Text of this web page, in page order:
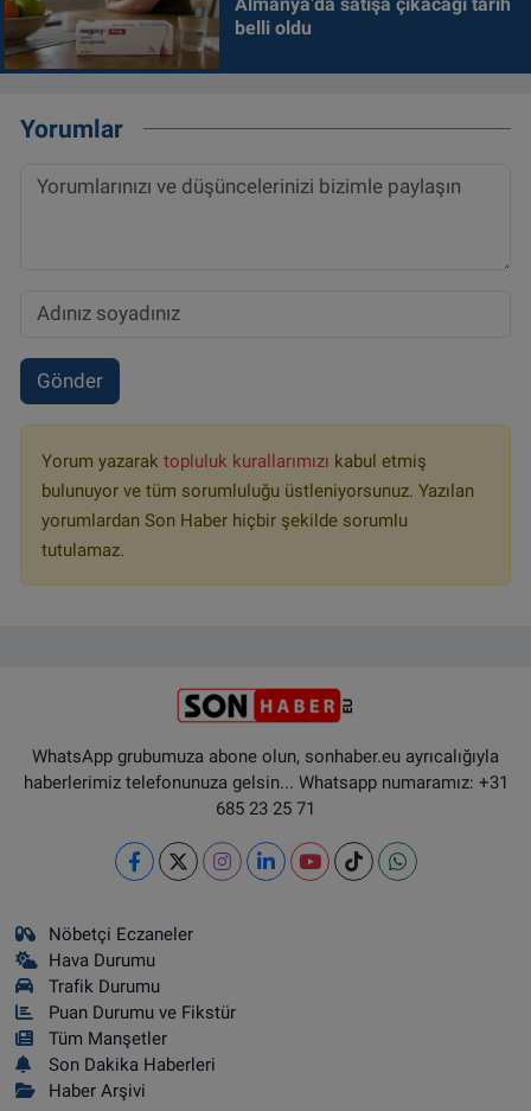
belli oldu
Yorumlar
Gönder
Yorum yazarak topluluk kurallarımızı kabul etmiş
bulunuyor ve tüm sorumluluğu üstleniyorsunuz. Yazılan
yorumlardan Son Haber hiçbir şekilde sorumlu
tutulamaz.
WhatsApp grubumuza abone olun, sonhaber.eu ayrıcalığıyla
haberlerimiz telefonunuza gelsin... Whatsapp numaramız: +31
685 23 25 71
Nöbetçi Eczaneler
Hava Durumu
Trafik Durumu
Puan Durumu ve Fikstür
Tüm Manşetler
Son Dakika Haberleri
Haber Arşivi